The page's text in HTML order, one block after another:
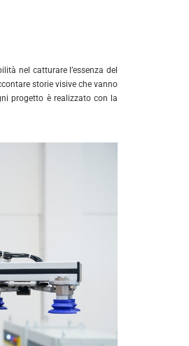
nel catturare l’essenza del
storie visive che vanno
progetto è realizzato con la